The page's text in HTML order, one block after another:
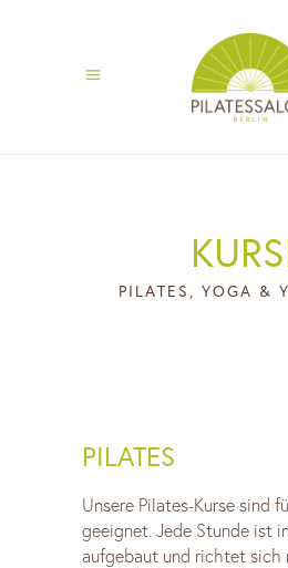
PILATES, YOGA &
PILATES
Unsere Pilates-Kurse sind
geeignet. Jede Stunde ist
aufgebaut und richtet sich